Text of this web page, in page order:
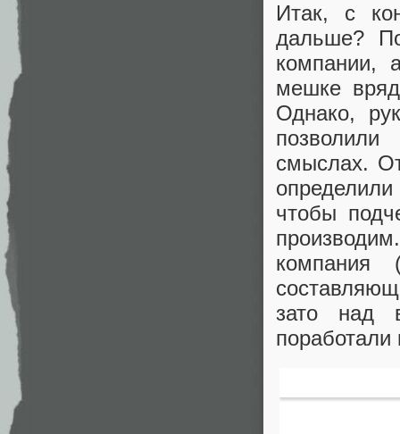
Итак, с
дальше?
компании,
мешке
Однако,
смыслах.
чтобы
компания
зато над
поработали